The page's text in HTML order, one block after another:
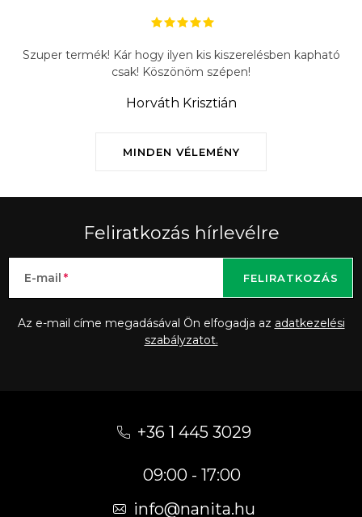
MINDEN VÉLEMÉNY
Szuper termék! Kár hogy ilyen kis kiszerelésben kapható
csak! Köszönöm szépen!
Horváth Krisztián
Feliratkozás hírlevélre
E-mail
Az e-mail címe megadásával Ön elfogadja az adatkezelési
szabályzatot.
FELIRATKOZÁS
+36 1 445 3029
09:00 - 17:00
info@nanita.hu